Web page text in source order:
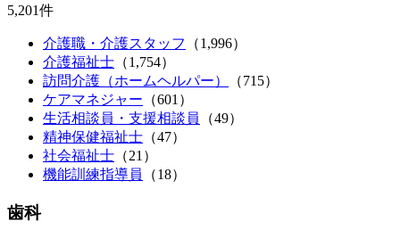
5,201件
介護職・介護スタッフ
（1,996）
介護福祉士 （1,754）
訪問介護（ホームヘルパー）
（715）
ケアマネジャー （601）
生活相談員・支援相談員
（49）
精神保健福祉士 （47）
社会福祉士 （21）
機能訓練指導員
（18）
歯科